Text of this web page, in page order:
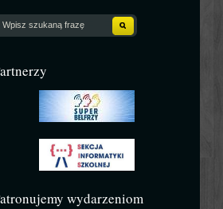
wydarzeniom